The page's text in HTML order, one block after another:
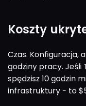
Koszty
Czas. Konfiguracja,
godziny pracy. Jeśli
spędzisz 10 godzin
infrastruktury - to